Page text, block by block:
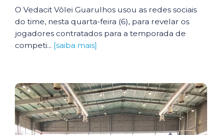
O Vedacit Vôlei Guarulhos usou as redes sociais
do time, nesta quarta-feira (6), para revelar os
jogadores contratados para a temporada de
competi... [saiba mais]